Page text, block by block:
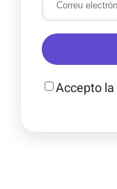
Accepto la